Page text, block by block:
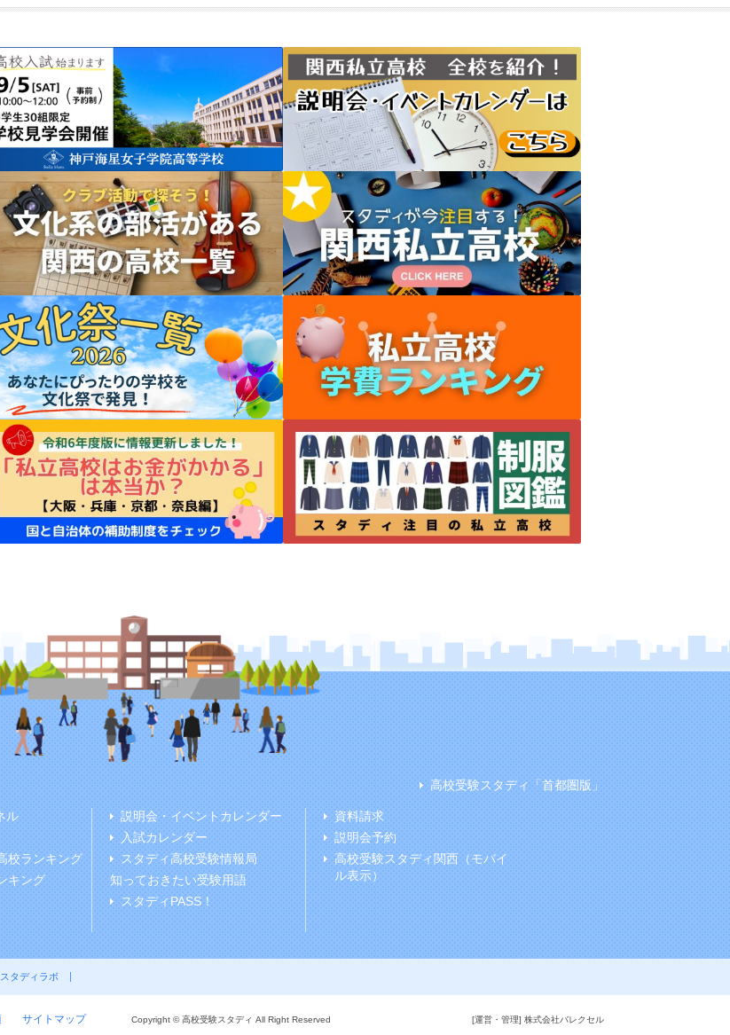
高校受験スタディ「首都圏版」
ル
校ランキング
キング
説明会・イベントカレンダー
入試カレンダー
スタディ高校受験情報局
知っておきたい受験用語
スタディPASS！
資料請求
説明会予約
高校受験スタディ関西（モバイ
ル表示）
スタディラボ
サイトマップ Copyright © 高校受験スタディ All Right Reserved [運営・管理] 株式会社バレクセル